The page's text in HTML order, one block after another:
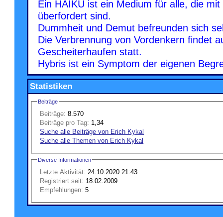
Ein HAIKU ist ein Medium für alle, die
überfordert sind.
Dummheit und Demut befreunden sich
Die Verbrennung von Vordenkern findet
Gescheiterhaufen statt.
Hybris ist ein Symptom der eigenen
Statistiken
Beiträge
Beiträge: 8.570
Beiträge pro Tag: 1,34
Suche alle Beiträge von Erich Kykal
Suche alle Themen von Erich Kykal
Diverse Informationen
Letzte Aktivität: 24.10.2020 21:43
Registriert seit: 18.02.2009
Empfehlungen: 5